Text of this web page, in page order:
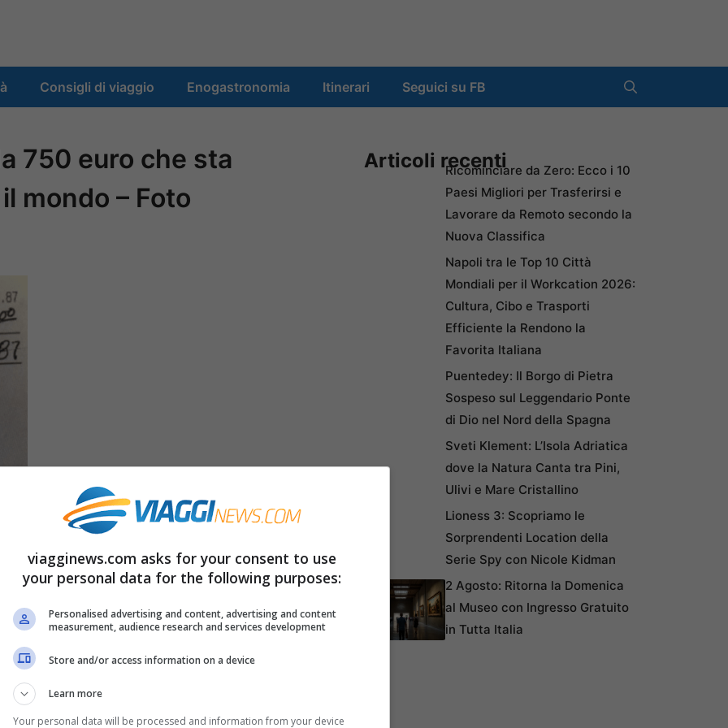
Consigli di viaggio Enogastronomia Itinerari Seguici su FB
750 euro che sta
mondo – Foto
facendo commuovere il mondo.Capita
che siano raccontate anche delle storie
che hanno cuore e gestiscono le loro
che sta facendo
Articoli recentiRicominciare da Zero: Ecco i 10
Paesi Migliori per Trasferirsi e
Lavorare da Remoto secondo la
Nuova Classifica
Napoli tra le Top 10 Città
Mondiali per il Workcation 2026:
Cultura, Cibo e Trasporti
Efficiente la Rendono la
Favorita Italiana
Puentedey: Il Borgo di Pietra
Sospeso sul Leggendario Ponte
di Dio nel Nord della Spagna
Sveti Klement: L’Isola Adriatica
dove la Natura Canta tra Pini,
Ulivi e Mare Cristallino
Lioness 3: Scopriamo le
Sorprendenti Location della
Serie Spy con Nicole Kidman
2 Agosto: Ritorna la Domenica
al Museo con Ingresso Gratuito
in Tutta Italia
viagginews.com asks for your consent to use
your personal data for the following purposes:
Personalised advertising and content, advertising and content
measurement, audience research and services development
Store and/or access information on a device
Learn more
Your personal data will be processed and information from your device